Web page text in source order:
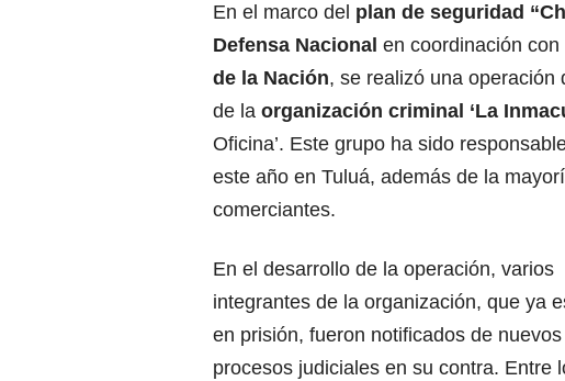
En el marco del plan de seguridad
Defensa Nacional en coordinación con
de la Nación, se realizó una operación
de la organización criminal ‘La
Oficina’. Este grupo ha sido
este año en Tuluá, además de la
comerciantes.
En el desarrollo de la operación, varios
integrantes de la organización, que ya
en prisión, fueron notificados de nuevos
procesos judiciales en su contra. Entre